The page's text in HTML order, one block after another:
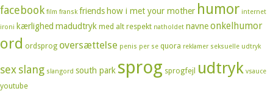
facebook film fransk friends how i met your mother humor internet
ironi kærlighed madudtryk med alt respekt natholdet navneonkelhumor
ord ordsprog oversættelse penis per se quora reklamer seksuelle udtryk
sexslang slangord south park sprog sprogfejl udtryk vsauce
youtube